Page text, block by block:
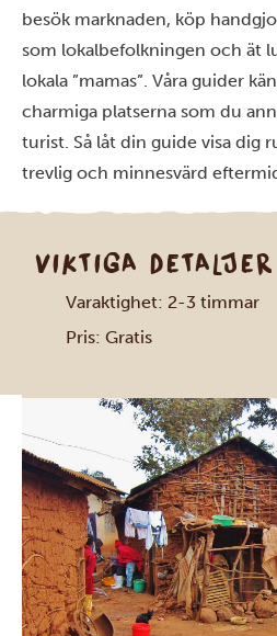
besök marknaden, köp
som lokalbefolkningen och ät
lokala ”mamas”. Våra guider
charmiga platserna som du
turist. Så låt din guide visa dig
trevlig och minnesvärd
VIKTIGA DETALJER
Varaktighet: 2-3 timmar
Pris: Gratis